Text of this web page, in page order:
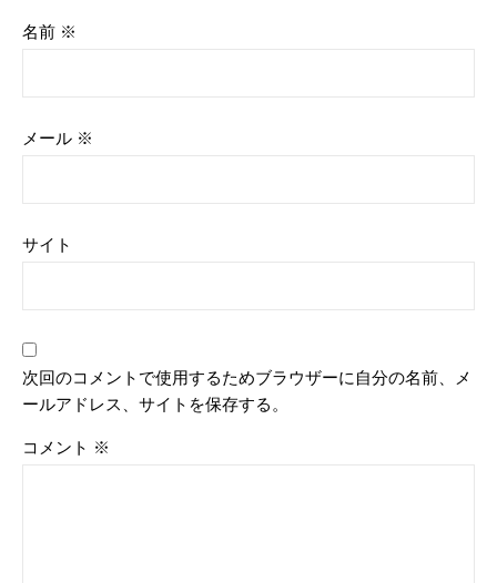
名前 ※
メール ※
サイト
次回のコメントで使用するためブラウザーに自分の名前、メ
ールアドレス、サイトを保存する。
コメント ※